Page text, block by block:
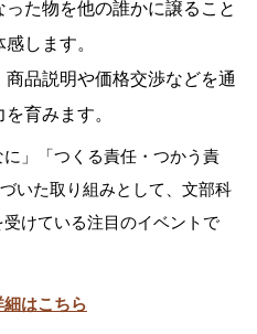
った物を他の誰かに譲ること
します。
商品説明や価格交渉などを通
育みます。
」「つくる責任・つかう責
いた取り組みとして、文部科
けている注目のイベントで
はこちら